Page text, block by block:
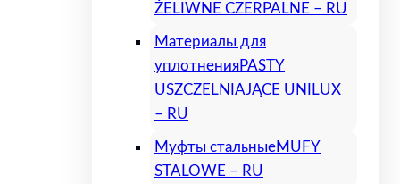
ŻELIWNE CZERPALNE – RU
Материалы для
уплотненияPASTY
USZCZELNIAJĄCE UNILUX
– RU
Муфты стальныеMUFY
STALOWE – RU